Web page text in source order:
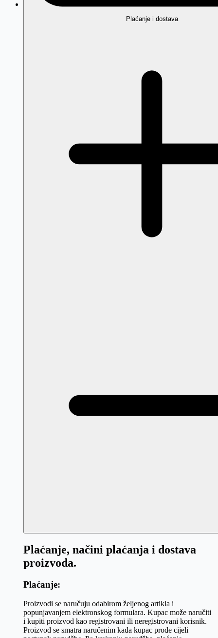
Plaćanje i dostava
Plaćanje, načini plaćanja i dostava
proizvoda.
Plaćanje:
Proizvodi se naručuju odabirom željenog artikla i
popunjavanjem elektronskog formulara. Kupac može naručiti
i kupiti proizvod kao registrovani ili neregistrovani korisnik.
Proizvod se smatra naručenim kada kupac prođe cijeli